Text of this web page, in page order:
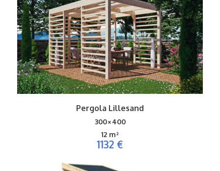
Pergola Lillesand
300×400
12 m²
1132 €